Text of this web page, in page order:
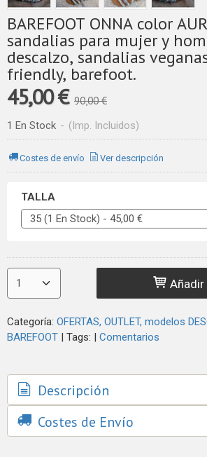
BAREFOOT ONNA color
sandalias para mujer y
descalzo, sandalias
friendly, barefoot.
45,00 € 90,00 €
1 En Stock - (Imp. Incluidos)
Costes de envío Ver descripción
TALLA
Añadir
Categoría: OFERTAS, OUTLET, modelos
BAREFOOT | Tags: | Comentarios
Descripción
Costes de Envío